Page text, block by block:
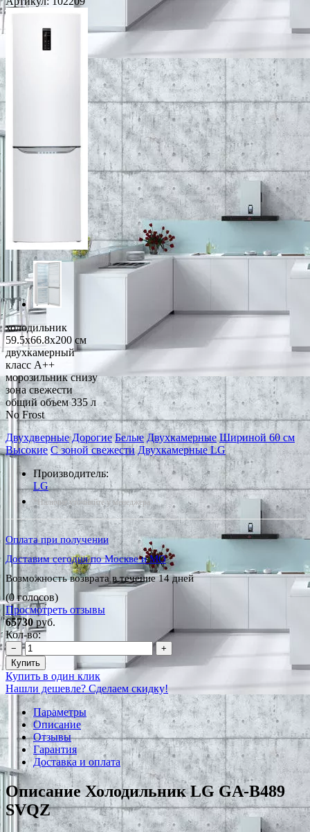
холодильник
59.5x66.8x200 см
двухкамерный
класс A++
морозильник снизу
зона свежести
общий объем 335 л
No Frost
Двухдверные Дорогие Белые Двухкамерные Шириной 60 см
Высокие С зоной свежести Двухкамерные LG
Производитель:
LG
*Наличие уточняйте у менеджера
Оплата при получении
Доставим сегодня по Москве и МО
Возможность возврата в течение 14 дней
(0 голосов)
Просмотреть отзывы
65730руб.
Кол-во:
−
+
Купить
Купить в один клик
Нашли дешевле? Сделаем скидку!
Параметры
Описание
Отзывы
Гарантия
Доставка и оплата
Описание Холодильник LG GA-B489
SVQZ